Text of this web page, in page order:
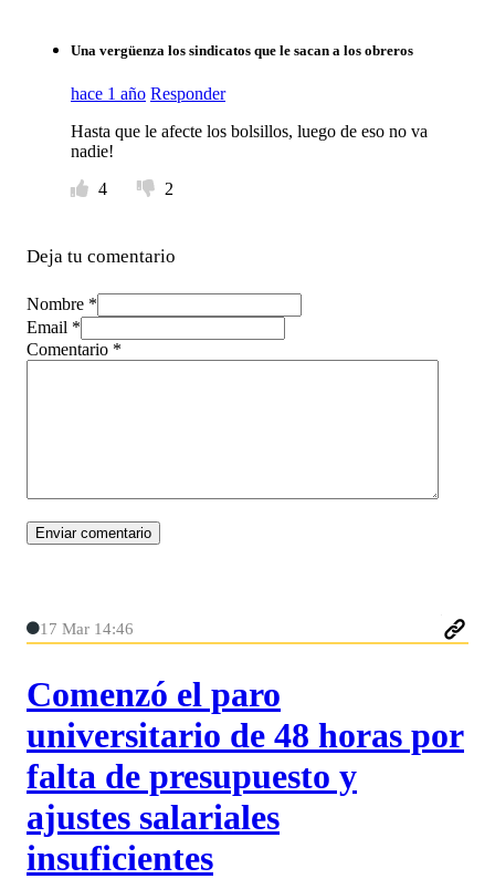
Una vergüenza los sindicatos que le sacan a los obreros
hace 1 año Responder
Hasta que le afecte los bolsillos, luego de eso no va
nadie!
4
2
Deja tu comentario
Nombre *
Email *
Comentario *
17 Mar 14:46
Comenzó el paro
universitario de 48 horas por
falta de presupuesto y
ajustes salariales
insuficientes